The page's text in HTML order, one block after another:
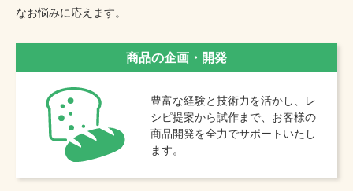
なお悩みに応えます。
商品の企画・開発
豊富な経験と技術力を活かし、レ
シピ提案から試作まで、お客様の
商品開発を全力でサポートいたし
ます。